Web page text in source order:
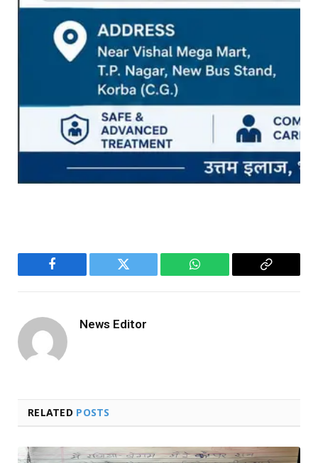
Facebook Twitter WhatsApp
Copy
News Editor
RELATED POSTS